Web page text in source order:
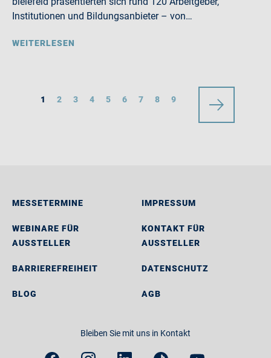
Institutionen und Bildungsanbieter – von…
WEITERLESEN
1 2 3 4 5 6 7 8 9
MESSETERMINE
WEBINARE FÜR
AUSSTELLER
BARRIEREFREIHEIT
BLOG
IMPRESSUM
KONTAKT FÜR
AUSSTELLER
DATENSCHUTZ
AGB
Bleiben Sie mit uns in Kontakt